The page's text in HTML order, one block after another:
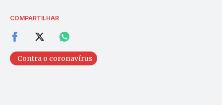
COMPARTILHAR
Contra o coronavírus